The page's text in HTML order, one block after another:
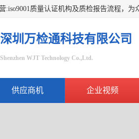
深圳万检通科技有限公司
Shenzhen WJT Technology Co.,Ltd.
供应商机 企业视频